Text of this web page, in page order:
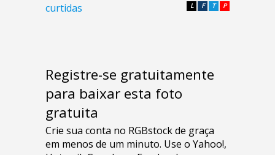
curtidas P
T
F
L
Registre-se gratuitamente
para baixar esta foto
gratuita